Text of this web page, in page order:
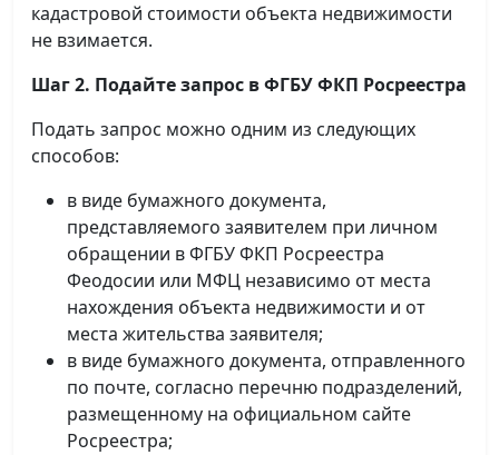
кадастровой стоимости объекта недвижимости
не взимается.
Шаг 2. Подайте запрос в ФГБУ ФКП Росреестра
Подать запрос можно одним из следующих
способов:
в виде бумажного документа,
представляемого заявителем при личном
обращении в ФГБУ ФКП Росреестра
Феодосии или МФЦ независимо от места
нахождения объекта недвижимости и от
места жительства заявителя;
в виде бумажного документа, отправленного
по почте, согласно перечню подразделений,
размещенному на официальном сайте
Росреестра;